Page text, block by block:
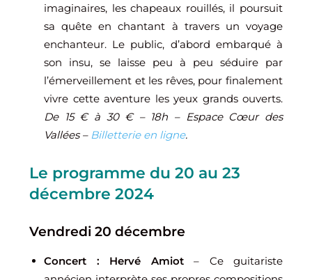
imaginaires, les chapeaux rouillés, il poursuit
sa quête en chantant à travers un voyage
enchanteur. Le public, d’abord embarqué à
son insu, se laisse peu à peu séduire par
l’émerveillement et les rêves, pour finalement
vivre cette aventure les yeux grands ouverts.
De 15 € à 30 € – 18h – Espace Cœur des
Vallées – Billetterie en ligne.
Le programme du 20 au 23
décembre 2024
Vendredi 20 décembre
Concert : Hervé Amiot– Ce guitariste